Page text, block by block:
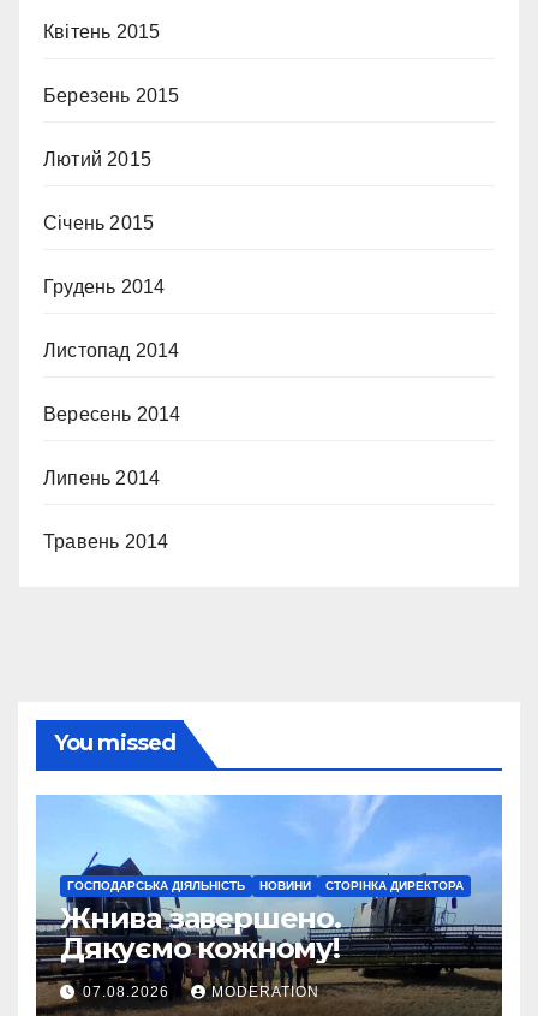
Квітень 2015
Березень 2015
Лютий 2015
Січень 2015
Грудень 2014
Листопад 2014
Вересень 2014
Липень 2014
Травень 2014
You missed
ГОСПОДАРСЬКА ДІЯЛЬНІСТЬ НОВИНИ СТОРІНКА ДИРЕКТОРА
Жнива завершено.
Дякуємо кожному!
07.08.2026 MODERATION